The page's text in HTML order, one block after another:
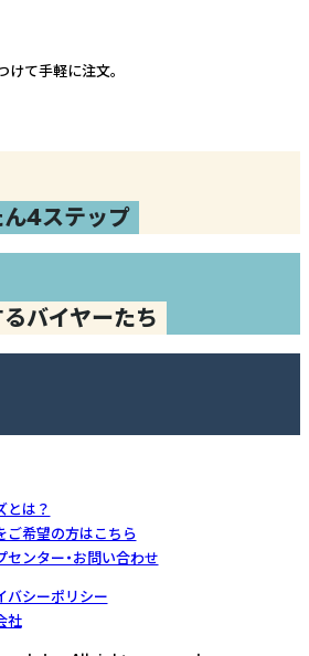
て手軽に注文。
4ステップ
バイヤーたち
とは？
ご希望の方はこちら
センター・お問い合わせ
バシーポリシー
社